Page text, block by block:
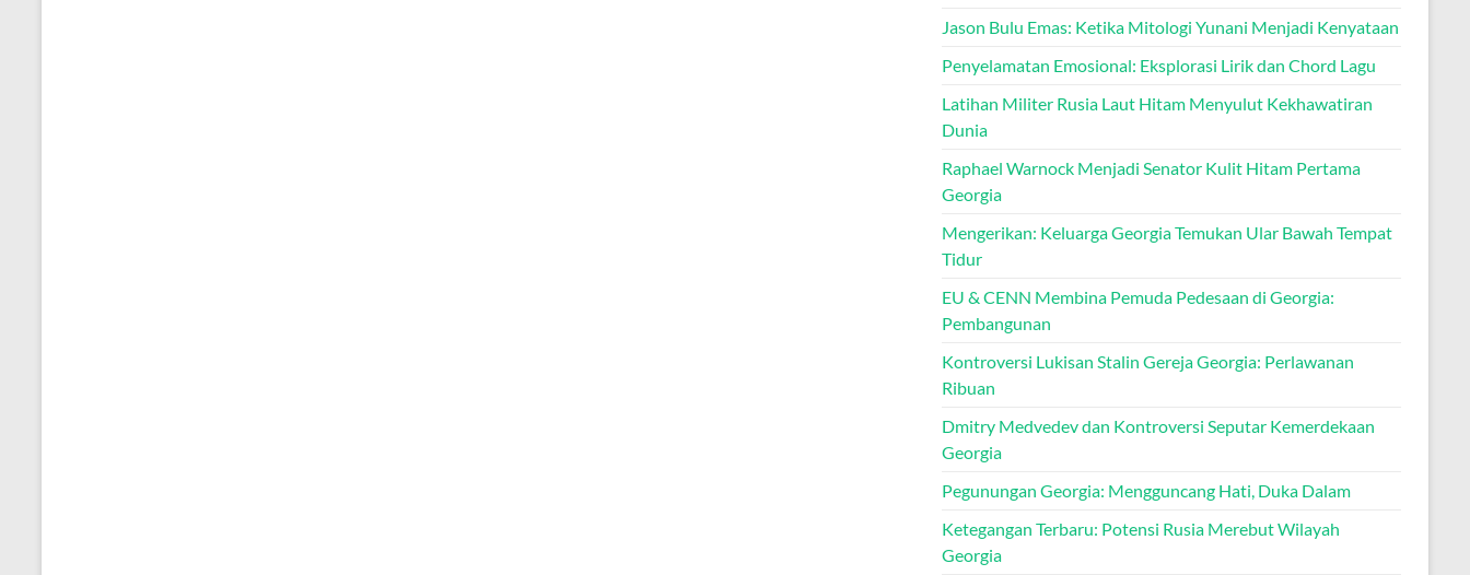
Jason Bulu Emas: Ketika Mitologi Yunani Menjadi Kenyataan
Penyelamatan Emosional: Eksplorasi Lirik dan Chord Lagu
Latihan Militer Rusia Laut Hitam Menyulut Kekhawatiran
Dunia
Raphael Warnock Menjadi Senator Kulit Hitam Pertama
Georgia
Mengerikan: Keluarga Georgia Temukan Ular Bawah Tempat
Tidur
EU & CENN Membina Pemuda Pedesaan di Georgia:
Pembangunan
Kontroversi Lukisan Stalin Gereja Georgia: Perlawanan
Ribuan
Dmitry Medvedev dan Kontroversi Seputar Kemerdekaan
Georgia
Pegunungan Georgia: Mengguncang Hati, Duka Dalam
Ketegangan Terbaru: Potensi Rusia Merebut Wilayah
Georgia